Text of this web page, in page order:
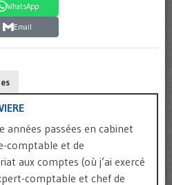
WhatsApp
Email
années passées en cabinet
comptable et de
aux comptes (où j’ai exercé
comptable et chef de